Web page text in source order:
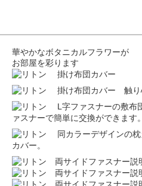
華やかなボタニカルフラワーが
お部屋を彩ります
ァスナーで簡単に交換ができます。
カバー。